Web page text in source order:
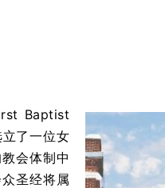
Baptist
了一位女
会体制中
圣经将属